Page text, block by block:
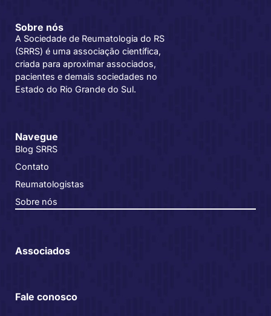
Sobre nós
A Sociedade de Reumatologia do RS
(SRRS) é uma associação científica,
criada para aproximar associados,
pacientes e demais sociedades no
Estado do Rio Grande do Sul.
Navegue
Blog SRRS
Contato
Reumatologistas
Sobre nós
Associados
Fale conosco